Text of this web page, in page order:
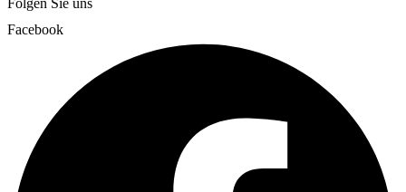
Folgen Sie uns
Facebook